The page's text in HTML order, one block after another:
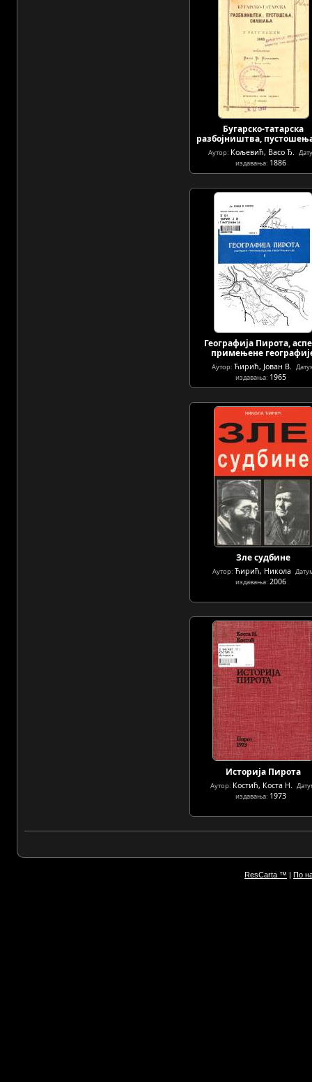
Бугарско-татарска
разбојништва,
Аутор: Кољевић, Васо Ђ.
издавања: 1886
Географија Пирота,
примењене
Аутор: Ћирић, Јован В.
издавања: 1965
Зле судбине
Аутор: Ћирић, Никола
издавања:2006
Историја Пирота
Аутор: Костић, Коста Н.
издавања: 1973
ResCarta ™ | По